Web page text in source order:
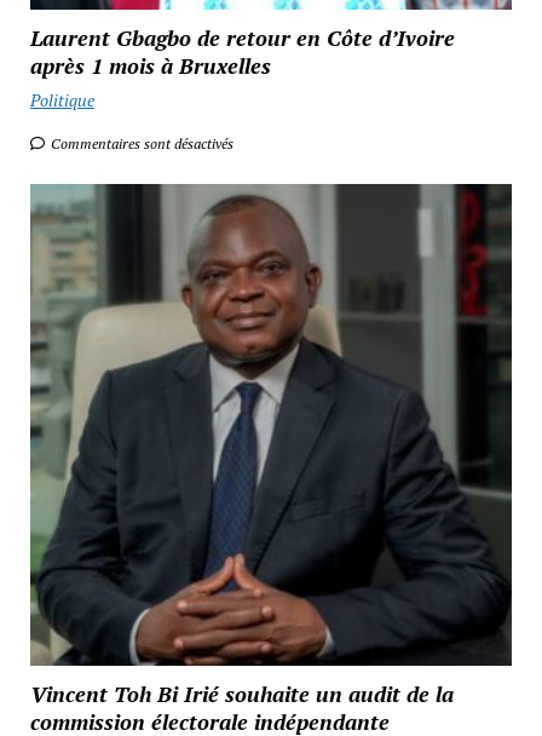
Laurent Gbagbo de retour en Côte d’Ivoire
après 1 mois à Bruxelles
Politique
Commentaires sont désactivés
Vincent Toh Bi Irié souhaite un audit de la
commission électorale indépendante